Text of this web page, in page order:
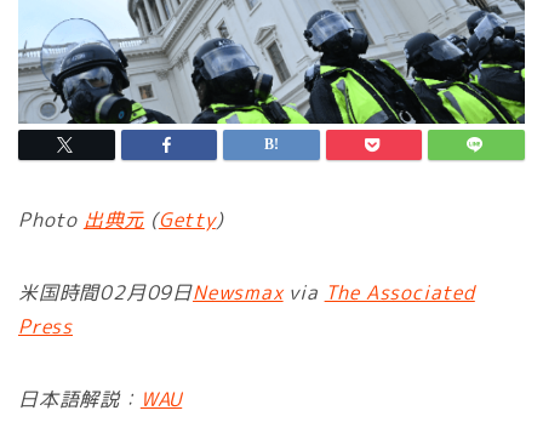
Photo 出典元 (Getty)
米国時間02月09日Newsmaxvia The Associated
Press
日本語解説： WAU